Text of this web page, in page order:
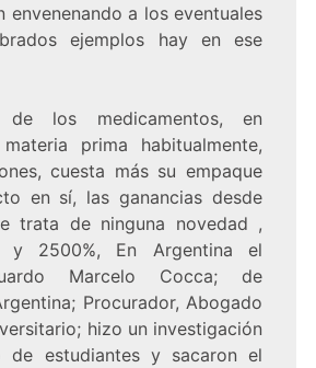
envenenando a los eventuales
ejemplos hay en ese
de los medicamentos, en
prima habitualmente,
cuesta más su empaque
en sí, las ganancias desde
trata de ninguna novedad ,
y 2500%, En Argentina el
Marcelo Cocca; de
Procurador, Abogado
hizo un investigación
de estudiantes y sacaron el